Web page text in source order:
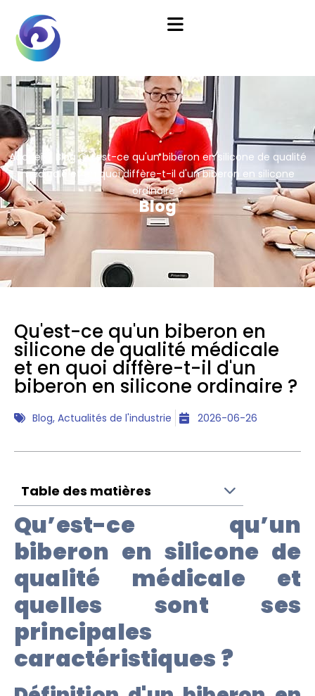
Accueil BlogQu'est-ce qu'un biberon en silicone de qualité
médicale et en quoi diffère-t-il d'un biberon en silicone
ordinaire ?
Blog
Qu'est-ce qu'un biberon en
silicone de qualité médicale
et en quoi diffère-t-il d'un
biberon en silicone ordinaire ?
Blog, Actualités de l'industrie 2026-06-26
Table des matières
Qu’est-ce qu’un
biberon en silicone de
qualité médicale et
quelles sont ses
principales
caractéristiques ?